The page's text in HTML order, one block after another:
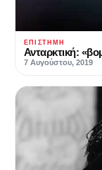
ΕΠΙΣΤΉΜΗ
Ανταρκτική:
7 Αυγούστου, 2019